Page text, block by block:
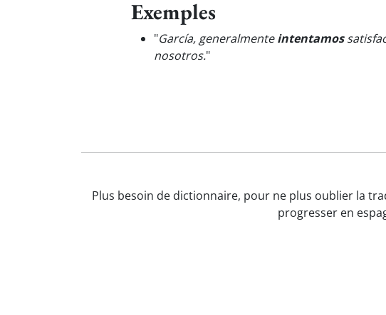
Exemples
"García, generalmenteintentamos
nosotros."
Plus besoin de dictionnaire, pour ne plus oublier la
progresser en